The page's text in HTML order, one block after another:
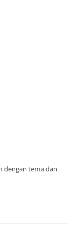
dengan tema dan